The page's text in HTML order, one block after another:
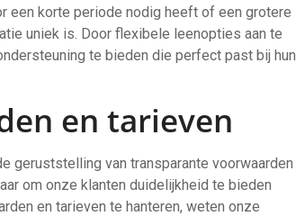
een korte periode nodig heeft of een grotere
uniek is. Door flexibele leenopties aan te
te bieden die perfect past bij hun
en tarieven
geruststelling van transparante voorwaarden
om onze klanten duidelijkheid te bieden
en tarieven te hanteren, weten onze